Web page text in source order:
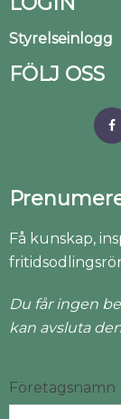
Styrelseinlogg
FÖLJ OSS
Få kunskap,
Du får ingen
kan avsluta
Företagsnamn